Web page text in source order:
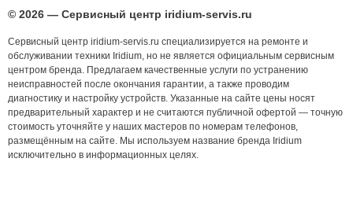
© 2026 — Сервисный центр iridium-servis.ru
Сервисный центр iridium-servis.ru специализируется на ремонте и
обслуживании техники Iridium, но не является официальным сервисным
центром бренда. Предлагаем качественные услуги по устранению
неисправностей после окончания гарантии, а также проводим
диагностику и настройку устройств. Указанные на сайте цены носят
предварительный характер и не считаются публичной офертой — точную
стоимость уточняйте у наших мастеров по номерам телефонов,
размещённым на сайте. Мы используем название бренда Iridium
исключительно в информационных целях.